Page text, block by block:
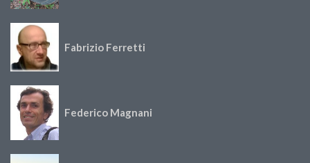
Fabrizio Ferretti
Federico Magnani